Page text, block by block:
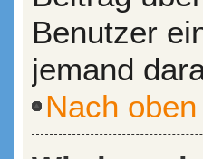
Benutzer
jemand
Nach oben